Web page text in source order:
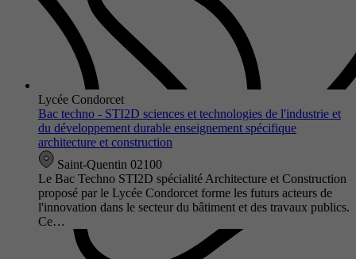
Lycée Condorcet
Bac techno - STI2D sciences et technologies de l'industrie et
du développement durable enseignement spécifique
architecture et construction
Saint-Quentin 02100
Le Bac Techno STI2D spécialité Architecture et Construction
proposé par le Lycée Condorcet forme les futurs acteurs de
l'innovation dans le secteur du bâtiment et des travaux publics.
Ce…